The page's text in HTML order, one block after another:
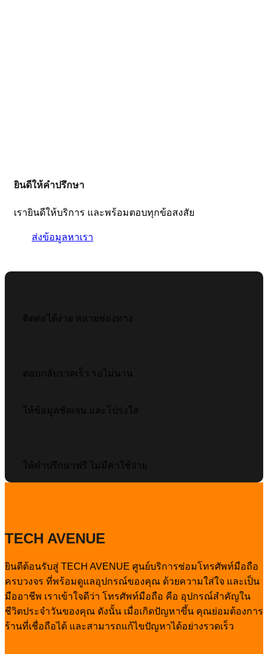
ยินดีให้คำปรึกษา
เรายินดีให้บริการ และพร้อมตอบทุกข้อสงสัย
ส่งข้อมูลหาเรา
ติดต่อได้ง่าย หลายช่องทาง
ตอบกลับรวดเร็ว รอไม่นาน
ให้ข้อมูลชัดเจน และโปร่งใส
ให้คำปรึกษาฟรี ไม่มีค่าใช้จ่าย
TECH AVENUE
ยินดีต้อนรับสู่ TECH AVENUE ศูนย์บริการซ่อมโทรศัพท์มือถือ
ครบวงจร ที่พร้อมดูแลอุปกรณ์ของคุณ ด้วยความใส่ใจ และเป็น
มืออาชีพ เราเข้าใจดีว่า โทรศัพท์มือถือ คือ อุปกรณ์สำคัญใน
ชีวิตประจำวันของคุณ ดังนั้น เมื่อเกิดปัญหาขึ้น คุณย่อมต้องการ
ร้านที่เชื่อถือได้ และสามารถแก้ไขปัญหาได้อย่างรวดเร็ว